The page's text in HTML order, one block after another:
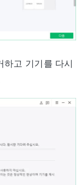
고 기기를 다시